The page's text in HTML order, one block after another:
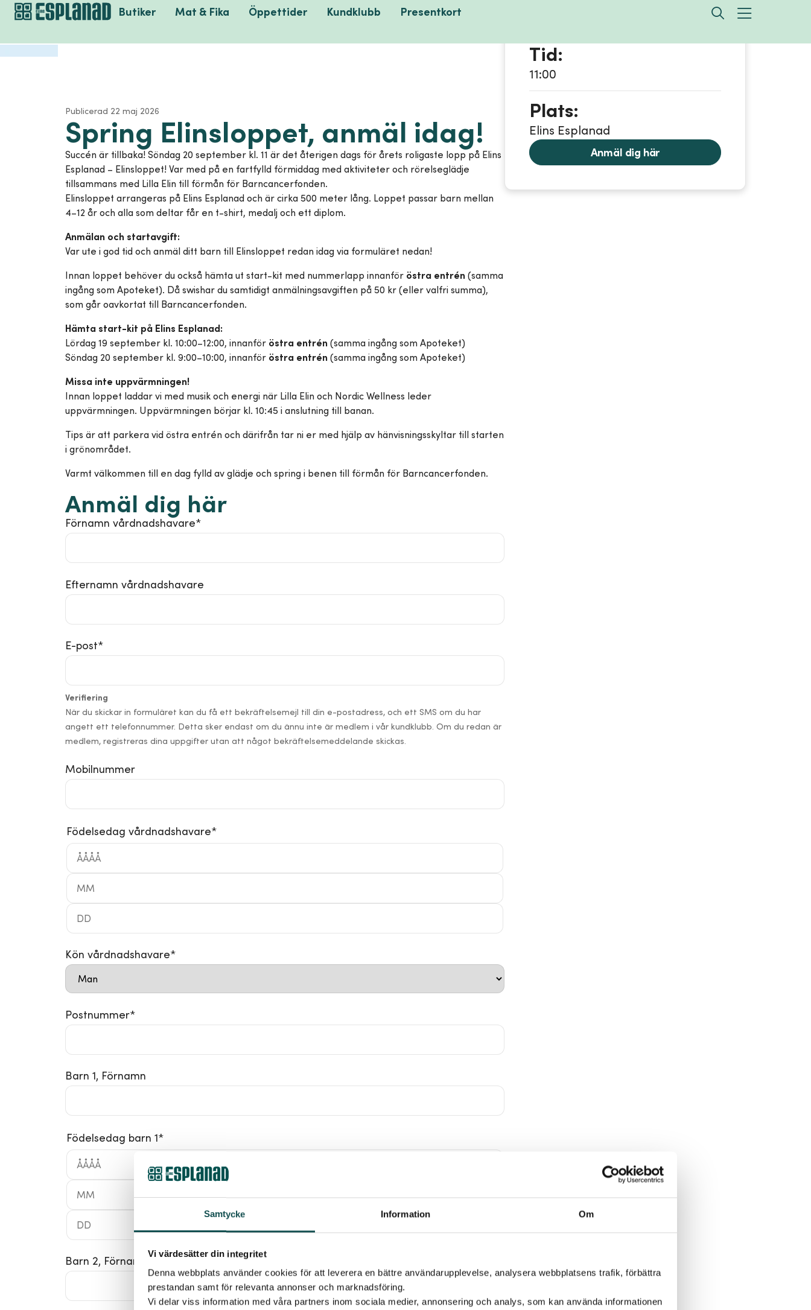
Samtycke Information Om
Vi värdesätter din integritet
Denna webbplats använder cookies för att leverera en bättre användarupplevelse, analysera webbplatsens trafik, förbättra
prestandan samt för relevanta annonser och marknadsföring.
Vi delar viss information med våra partners inom sociala medier, annonsering och analys, som kan använda informationen
Butiker Mat & Fika Öppettider Kundklubb Presentkort
Publicerad 22 maj 2026
Spring Elinsloppet, anmäl idag!
Succén är tillbaka! Söndag 20 september kl. 11 är det återigen dags för årets roligaste lopp på Elins
Esplanad – Elinsloppet! Var med på en fartfylld förmiddag med aktiviteter och rörelseglädje
tillsammans med Lilla Elin till förmån för Barncancerfonden.
Elinsloppet arrangeras på Elins Esplanad och är cirka 500 meter lång. Loppet passar barn mellan
4–12 år och alla som deltar får en t-shirt, medalj och ett diplom.
Anmälan och startavgift:
Var ute i god tid och anmäl ditt barn till Elinsloppet redan idag via formuläret nedan!
Innan loppet behöver du också hämta ut start-kit med nummerlapp innanför östra entrén (samma
ingång som Apoteket). Då swishar du samtidigt anmälningsavgiften på 50 kr (eller valfri summa),
som går oavkortat till Barncancerfonden.
Hämta start-kit på Elins Esplanad:
Lördag 19 september kl. 10:00–12:00, innanför östra entrén (samma ingång som Apoteket)
Söndag 20 september kl. 9:00–10:00, innanför östra entrén (samma ingång som Apoteket)
Missa inte uppvärmningen!
Innan loppet laddar vi med musik och energi när Lilla Elin och Nordic Wellness leder
uppvärmningen. Uppvärmningen börjar kl. 10:45 i anslutning till banan.
Tips är att parkera vid östra entrén och därifrån tar ni er med hjälp av hänvisningsskyltar till starten
i grönområdet.
Varmt välkommen till en dag fylld av glädje och spring i benen till förmån för Barncancerfonden.
Anmäl dig här
Förnamn vårdnadshavare*
Efternamn vårdnadshavare
E-post*
Verifiering
När du skickar in formuläret kan du få ett bekräftelsemejl till din e-postadress, och ett SMS om du har
angett ett telefonnummer. Detta sker endast om du ännu inte är medlem i vår kundklubb. Om du redan är
medlem, registreras dina uppgifter utan att något bekräftelsemeddelande skickas.
Mobilnummer
Födelsedag vårdnadshavare*
Kön vårdnadshavare*
Postnummer*
Barn 1, Förnamn
Födelsedag barn 1*
Barn 2, Förnamn
Tid:
11:00
Plats:
Elins Esplanad
Anmäl dig här